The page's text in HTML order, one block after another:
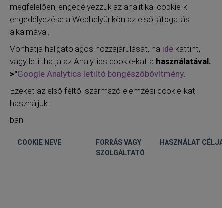
megfelelően, engedélyezzük az analitikai cookie-k
engedélyezése a Webhelyünkön az első látogatás
alkalmával.
Vonhatja hallgatólagos hozzájárulását, ha ide kattint,
vagy letilthatja az Analytics cookie-kat a használatával.
>"Google Analytics letiltó böngészőbővítmény.
Ezeket az első féltől származó elemzési cookie-kat
használjuk:
ban
COOKIE NEVE
FORRÁS VAGY
SZOLGÁLTATÓ
HASZNÁLAT